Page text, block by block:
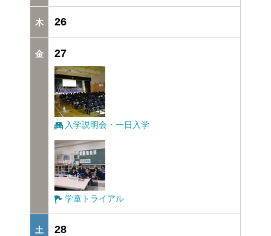
26
27
入学説明会・一日入学
学童トライアル
28